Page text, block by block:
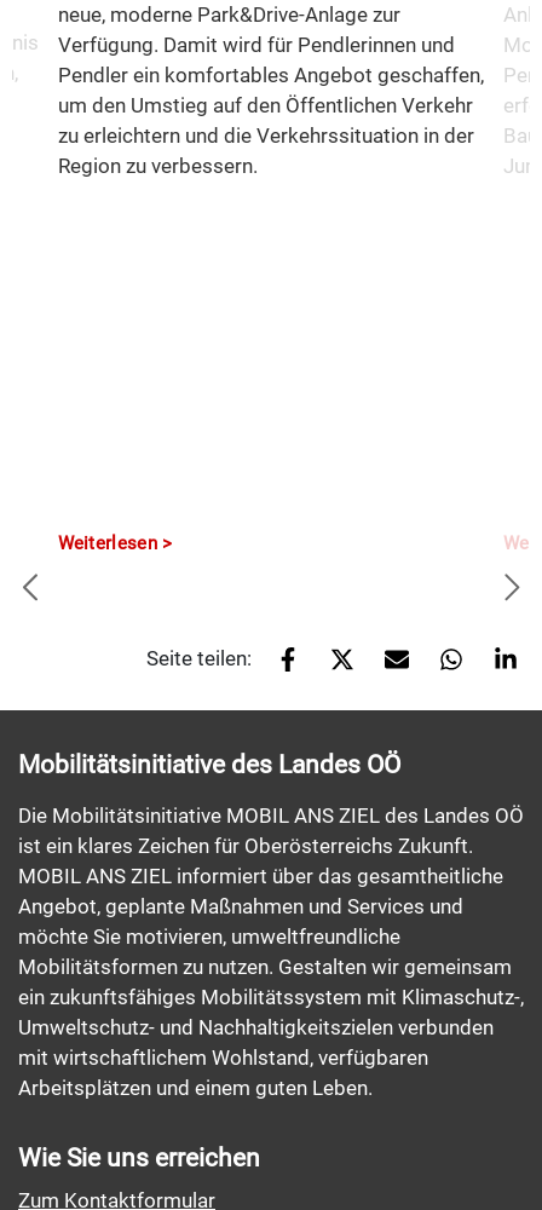
neue, moderne Park&Drive-Anlage zur
Verfügung. Damit wird für Pendlerinnen und
Pendler ein komfortables Angebot geschaffen,
um den Umstieg auf den Öffentlichen Verkehr
zu erleichtern und die Verkehrssituation in der
Region zu verbessern.
Weiterlesen
Seite teilen:
Mobilitätsinitiative des Landes OÖ
Die Mobilitätsinitiative MOBIL ANS ZIEL des Landes OÖ
ist ein klares Zeichen für Oberösterreichs Zukunft.
MOBIL ANS ZIEL informiert über das gesamtheitliche
Angebot, geplante Maßnahmen und Services und
möchte Sie motivieren, umweltfreundliche
Mobilitätsformen zu nutzen. Gestalten wir gemeinsam
ein zukunftsfähiges Mobilitätssystem mit Klimaschutz-,
Umweltschutz- und Nachhaltigkeitszielen verbunden
mit wirtschaftlichem Wohlstand, verfügbaren
Arbeitsplätzen und einem guten Leben.
Wie Sie uns erreichen
Zum Kontaktformular